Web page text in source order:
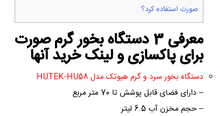
صورت استفاده کرد؟
معرفی 3 دستگاه بخور گرم صورت
برای پاکسازی و لینک خرید آنها
دستگاه بخور سرد و گرم هیوتک مدل HUTEK-HU58
– دارای فضای قابل پوشش تا 70 متر مربع
– حجم مخزن آب 6.5 لیتر